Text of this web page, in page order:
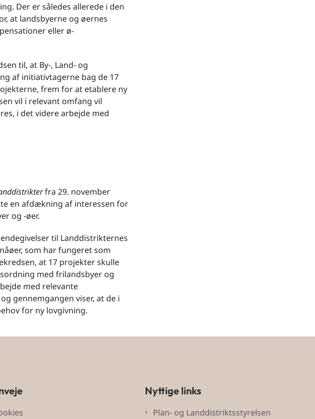
Der er således allerede i den
at landsbyerne og øernes
eller ø-
til, at By-, Land- og
af initiativtagerne bag de 17
frem for at etablere ny
vil i relevant omfang vil
i det videre arbejde med
fra 29. november
en afdækning af interessen for
og -øer.
til Landdistrikternes
som har fungeret som
at 17 projekter skulle
med frilandsbyer og
med relevante
gennemgangen viser, at de i
for ny lovgivning.
Nyttige links
Plan- og Landdistriktsstyrelsen